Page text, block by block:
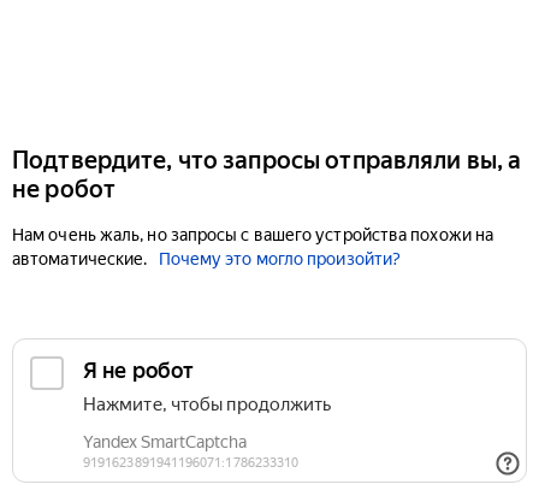
Подтвердите, что запросы отправляли вы, а
не робот
Нам очень жаль, но запросы с вашего устройства похожи на
автоматические.
Почему это могло произойти?